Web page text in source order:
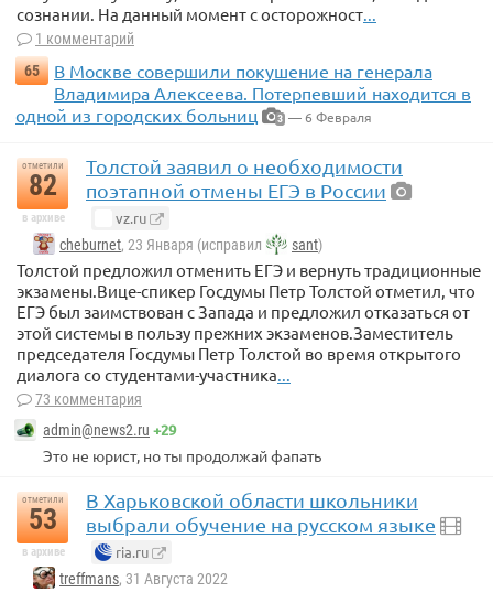
сознании. На данный момент с осторожност
1 комментарий
65
В Москве совершили покушение на генерала
Владимира Алексеева. Потерпевший находится в
одной из городских больниц
3 — 6 Февраля
отметили
82
в архиве
Толстой заявил о необходимости
поэтапной отмены ЕГЭ в России
vz.ru
cheburnet, 23 Января (исправил sant)
Толстой предложил отменить ЕГЭ и вернуть традиционные
экзамены.Вице-спикер Госдумы Петр Толстой отметил, что
ЕГЭ был заимствован с Запада и предложил отказаться от
этой системы в пользу прежних экзаменов.Заместитель
председателя Госдумы Петр Толстой во время открытого
диалога со студентами-участника...
73 комментария
admin@news2.ru +29
Это не юрист, но ты продолжай фапать
отметили
53
в архиве
В Харьковской области школьники
выбрали обучение на русском языке
ria.ru
treffmans, 31 Августа 2022